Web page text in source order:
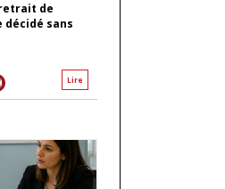
de
sans
Lire